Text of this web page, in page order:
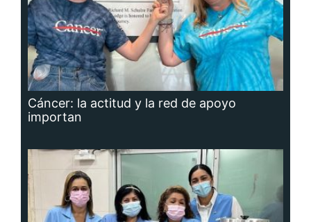
Cáncer: la actitud y la red de apoyo
importan